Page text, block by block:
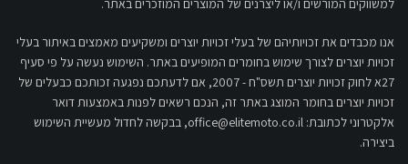
למשווקים המורשים ו/או ליצרנים של המוצרים המוזכרים באתר.
אנו מכבדים את זכויותיהם של בעלי זכויות יוצרים ומשקיעים מאמצים באיתור בעלי
זכויות יוצרים לצורך שימוש בחומרים המופיעים באתר. השימוש נעשה על פי סעיף
27א לחוק זכויות יוצרים תשס"ח - 2007, אם לדעתכם נפגעה זכותכם כבעלים של
זכויות יוצרים בחומר המוצג באתר זה, הנכם רשאים לפנות באמצעות דואר
אלקטרוני לכתובת: office@elitemoto.co.il, בבקשה לחדול מעשיית השימוש
ביצירה.